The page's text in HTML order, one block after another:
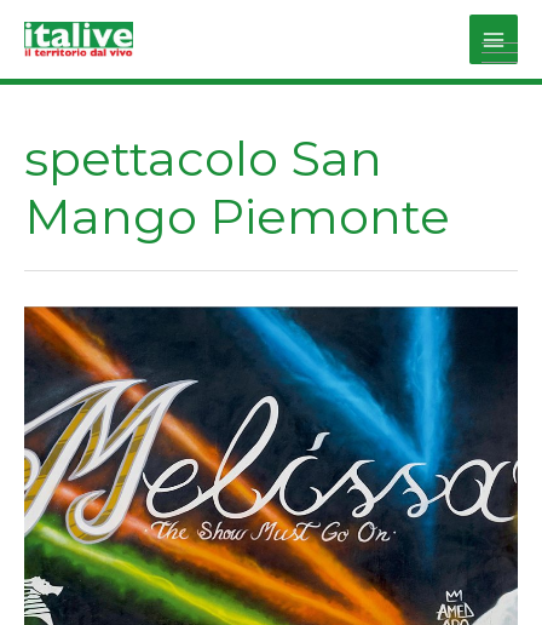
Main
spettacolo San
Mango Piemonte